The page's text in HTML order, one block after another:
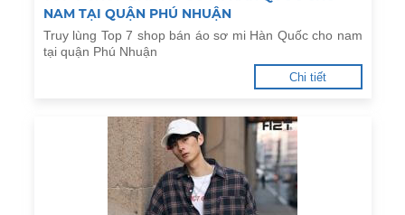
NAM TẠI QUẬN PHÚ NHUẬN
Truy lùng Top 7 shop bán áo sơ mi Hàn Quốc cho nam
tại quận Phú Nhuận
Chi tiết